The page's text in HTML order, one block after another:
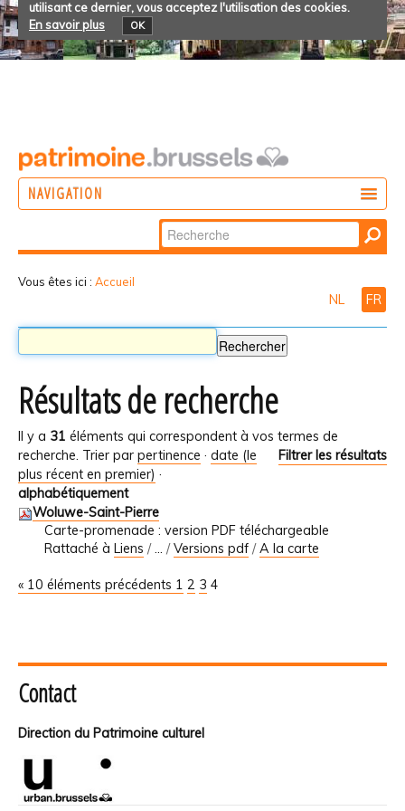
utilisant ce dernier, vous acceptez l'utilisation des cookies.
En savoir plus
OK
NAVIGATION
Chercher par
Recherche
Vous êtes ici : Accueil
NL FR
Résultats de recherche
Il y a 31 éléments qui correspondent à vos termes de
recherche.
Filtrer les résultats
Trier par pertinence · date (le
plus récent en premier) ·
alphabétiquement
Woluwe-Saint-Pierre
Carte-promenade : version PDF téléchargeable
Rattaché à Liens /… /Versions pdf /A la carte
« 10 éléments précédents 1 2 3 4
Contact
Direction du Patrimoine culturel